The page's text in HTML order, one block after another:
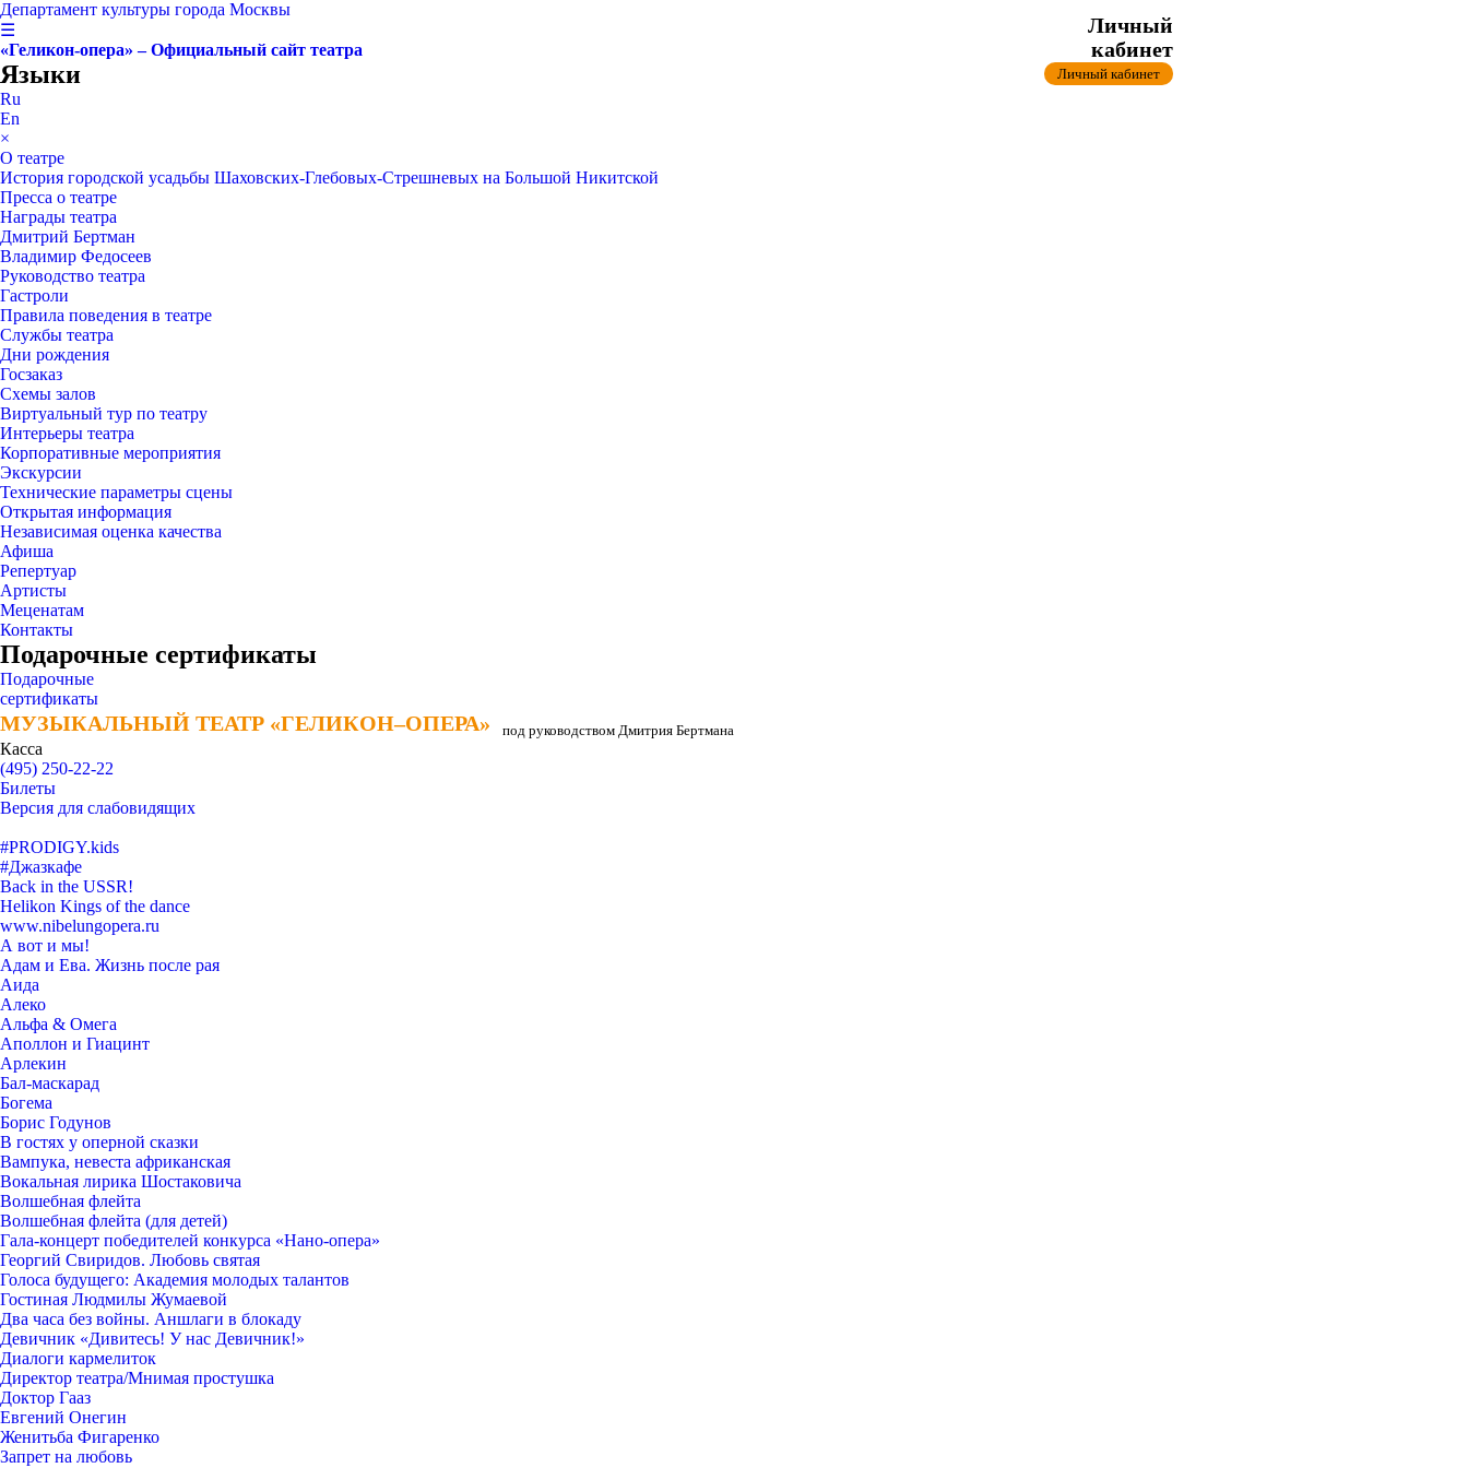
Департамент культуры города Москвы
☰
«Геликон-опера» – Официальный сайт театра
Языки
Ru
En
×
О театре
История городской усадьбы Шаховских-Глебовых-Стрешневых на Большой Никитской
Пресса о театре
Награды театра
Дмитрий Бертман
Владимир Федосеев
Руководство театра
Гастроли
Правила поведения в театре
Службы театра
Дни рождения
Госзаказ
Схемы залов
Виртуальный тур по театру
Интерьеры театра
Корпоративные мероприятия
Экскурсии
Технические параметры сцены
Открытая информация
Независимая оценка качества
Афиша
Репертуар
Артисты
Меценатам
Контакты
Подарочные сертификаты
Подарочные
сертификаты
МУЗЫКАЛЬНЫЙ ТЕАТР «ГЕЛИКОН–ОПЕРА»
МУЗЫКАЛЬНЫЙ ТЕАТР «ГЕЛИКОН–ОПЕРА» под руководством Дмитрия Бертмана
Касса
(495) 250-22-22
Личный
кабинет
Личный кабинет
Билеты
Версия для слабовидящих
#PRODIGY.kids
#Джазкафе
Back in the USSR!
Helikon Kings of the dance
www.nibelungopera.ru
А вот и мы!
Адам и Ева. Жизнь после рая
Аида
Алеко
Альфа & Омега
Аполлон и Гиацинт
Арлекин
Бал-маскарад
Богема
Борис Годунов
В гостях у оперной сказки
Вампука, невеста африканская
Вокальная лирика Шостаковича
Волшебная флейта
Волшебная флейта (для детей)
Гала-концерт победителей конкурса «Нано-опера»
Георгий Свиридов. Любовь святая
Голоса будущего: Академия молодых талантов
Гостиная Людмилы Жумаевой
Два часа без войны. Аншлаги в блокаду
Девичник «Дивитесь! У нас Девичник!»
Диалоги кармелиток
Директор театра/Мнимая простушка
Доктор Гааз
Евгений Онегин
Женитьба Фигаренко
Запрет на любовь